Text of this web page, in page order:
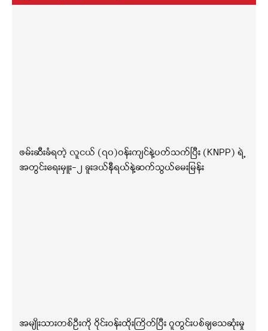
ဖမ်းဆီးခံရတဲ့ လူငယ် (၇၀)ဝန်းကျင်နဲ့ပတ်သက်ပြီး (KNPP) ရဲ့
အတွင်းရေးမှူး-၂ ခူးဒယ်နီရယ်နဲ့ဆက်သွယ်မေးမြန်း
အမျိုးသားတစ်ဦးကို ဝိုင်းဝန်းထိုးကြိတ်ပြီး ဂူတွင်းပစ်ချသေဆုံးမှု